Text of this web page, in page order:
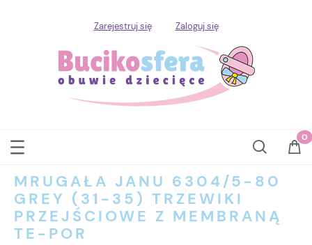
Zarejestruj się Zaloguj się
MRUGAŁA JANU 6304/5-80
GREY (31-35) TRZEWIKI
PRZEJŚCIOWE Z MEMBRANĄ
TE-POR